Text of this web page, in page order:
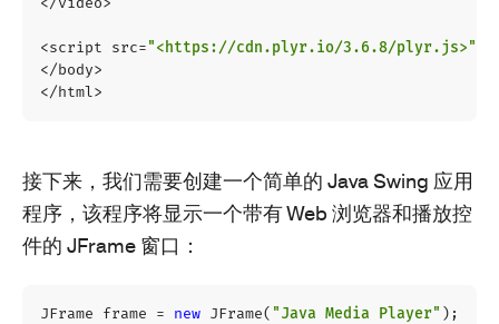
<script src="<https://cdn.plyr.io/3.6.8/plyr.js>"
</body>
</html>
接下来，我们需要创建一个简单的 Java Swing 应用
程序，该程序将显示一个带有 Web 浏览器和播放控
件的 JFrame 窗口：
JFrame frame = new JFrame( "Java Media Player" );